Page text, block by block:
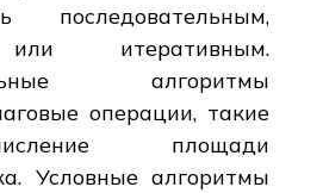
итеративным.
алгоритмы
операции, такие
площади
Условные алгоритмы